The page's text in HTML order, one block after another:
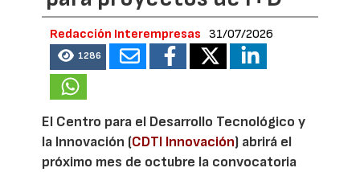
Redacción Interempresas 31/07/2026
1286
El Centro para el Desarrollo Tecnológico y
la Innovación (CDTI Innovación) abrirá el
próximo mes de octubre la convocatoria